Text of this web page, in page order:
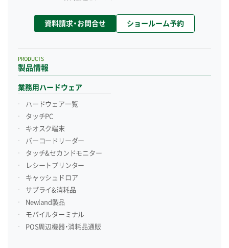
資料請求・お問合せ ショールーム予約
製品情報
PRODUCTS
業務用ハードウェア
ハードウェア一覧
タッチPC
キオスク端末
バーコードリーダー
タッチ&セカンドモニター
レシートプリンター
キャッシュドロア
サプライ&消耗品
Newland製品
モバイルターミナル
POS周辺機器・消耗品通販